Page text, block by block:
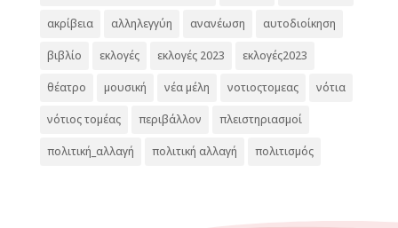
ακρίβεια αλληλεγγύη ανανέωση αυτοδιοίκηση
βιβλίο εκλογές εκλογές 2023 εκλογές2023
θέατρο μουσική νέα μέλη νοτιοςτομεας νότια
νότιος τομέας περιβάλλον πλειστηριασμοί
πολιτική_αλλαγή πολιτική αλλαγή πολιτισμός